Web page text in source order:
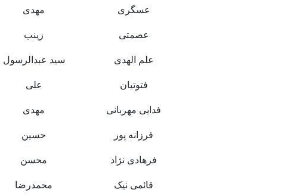
عسگری مهدی
عصمتی زینب
علم الهدی سید عبدالرسول
فتوتیان علی
فدایی مهربانی مهدی
فرزانه پور حسین
فرهادی نژاد محسن
قائمی نیک محمدرضا